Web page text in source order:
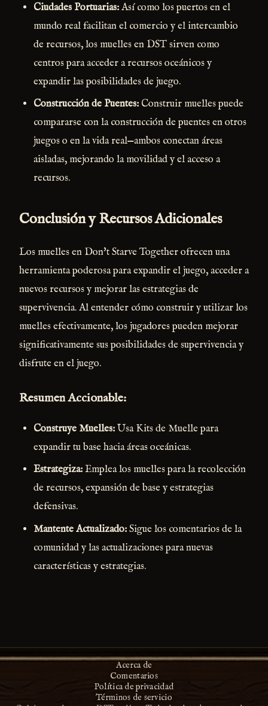
Ciudades Portuarias:Así como los puertos en el
mundo real facilitan el comercio y el intercambio
de recursos, los muelles en DST sirven como
centros para acceder a recursos oceánicos y
expandir las posibilidades de juego.
Construcción de Puentes: Construir muelles puede
compararse con la construcción de puentes en otros
juegos o en la vida real—ambos conectan áreas
aisladas, mejorando la movilidad y el acceso a
recursos.
Conclusión y Recursos Adicionales
Los muelles en Don't Starve Together ofrecen una
herramienta poderosa para expandir el juego, acceder a
nuevos recursos y mejorar las estrategias de
supervivencia. Al entender cómo construir y utilizar los
muelles efectivamente, los jugadores pueden mejorar
significativamente sus posibilidades de supervivencia y
disfrute en el juego.
Resumen Accionable:
Construye Muelles:Usa Kits de Muelle para
expandir tu base hacia áreas oceánicas.
Estrategiza:Emplea los muelles para la recolección
de recursos, expansión de base y estrategias
defensivas.
Mantente Actualizado:Sigue los comentarios de la
comunidad y las actualizaciones para nuevas
características y estrategias.
Acerca de
Comentarios
Política de privacidad
Términos de servicio